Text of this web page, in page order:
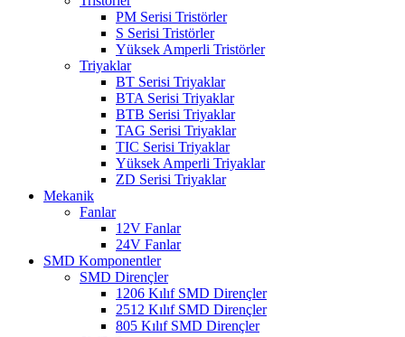
PM Serisi Tristörler
S Serisi Tristörler
Yüksek Amperli Tristörler
Triyaklar
BT Serisi Triyaklar
BTA Serisi Triyaklar
BTB Serisi Triyaklar
TAG Serisi Triyaklar
TIC Serisi Triyaklar
Yüksek Amperli Triyaklar
ZD Serisi Triyaklar
Mekanik
Fanlar
12V Fanlar
24V Fanlar
SMD Komponentler
SMD Dirençler
1206 Kılıf SMD Dirençler
2512 Kılıf SMD Dirençler
805 Kılıf SMD Dirençler